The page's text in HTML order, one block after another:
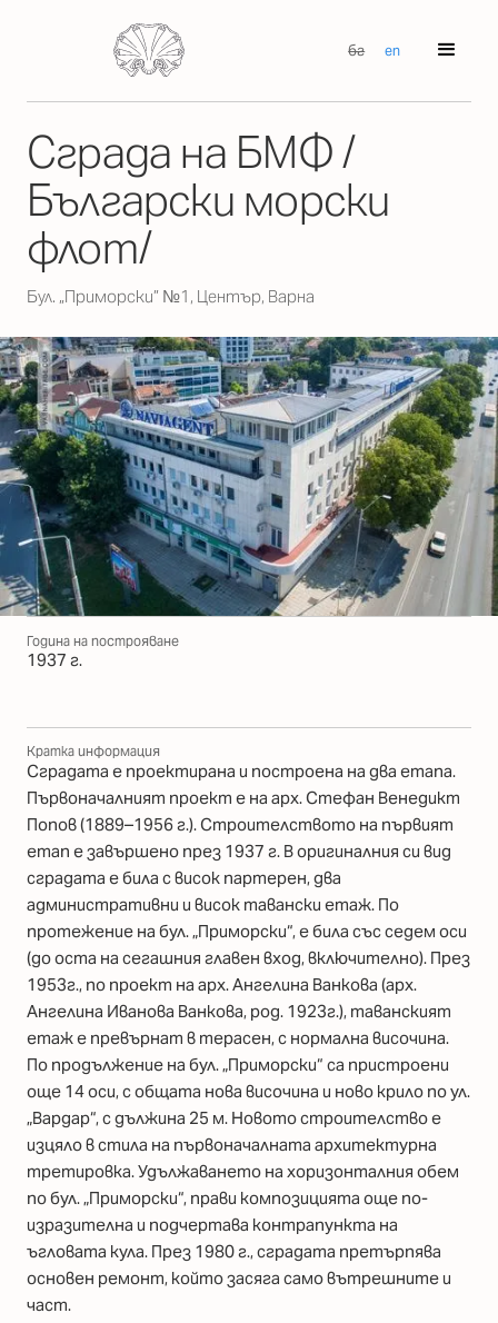
бг en
Сграда на БМФ /
Български морски
флот/
Бул. „Приморски” №1, Център, Варна
Година на построяване
1937 г.
Кратка информация
Сградата е проектирана и построена на два етапа.
Първоначалният проект е на арх. Стефан Венедикт
Попов (1889–1956 г.). Строителството на първият
етап е завършено през 1937 г. В оригиналния си вид
сградата е била с висок партерен, два
административни и висок тавански етаж. По
протежение на бул. „Приморски“, е била със седем оси
(до оста на сегашния главен вход, включително). През
1953г., по проект на арх. Ангелина Ванкова (арх.
Ангелина Иванова Ванкова, род. 1923г.), таванският
етаж е превърнат в терасен, с нормална височина.
По продължение на бул. „Приморски“ са пристроени
още 14 оси, с общата нова височина и ново крило по ул.
„Вардар“, с дължина 25 м. Новото строителство е
изцяло в стила на първоначалната архитектурна
третировка. Удължаването на хоризонталния обем
по бул. „Приморски“, прави композицията още по-
изразителна и подчертава контрапункта на
ъгловата кула. През 1980 г., сградата претърпява
основен ремонт, който засяга само вътрешните и
част.